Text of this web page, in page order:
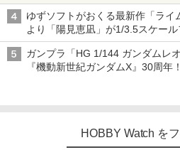
示会】
ゆずソフトがおくる最新作「ライ
より「陽見恵凪」が1/3.5スケール
メガネ姿も表現できるオプション
ガンプラ「HG 1/144 ガンダムレ
『機動新世紀ガンダムX』30周年
HOBBY Watch を